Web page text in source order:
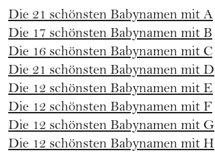
Die 21 schönsten Babynamen mit A
Die 17 schönsten Babynamen mit B
Die 16 schönsten Babynamen mit C
Die 21 schönsten Babynamen mit D
Die 12 schönsten Babynamen mit E
Die 12 schönsten Babynamen mit F
Die 12 schönsten Babynamen mit G
Die 12 schönsten Babynamen mit H